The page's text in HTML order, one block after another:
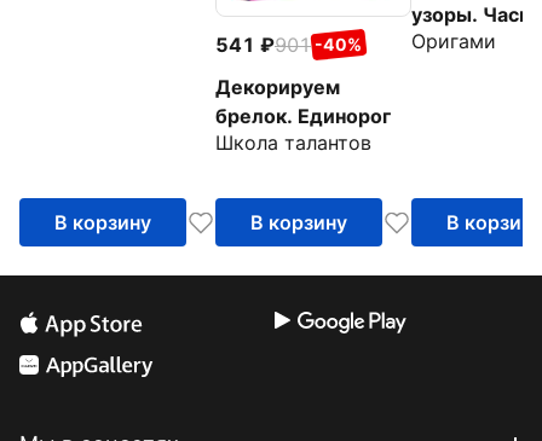
В корзину
541 901 -40%
Декорируем
брелок. Единорог
Школа талантов
В корзину
узоры. Часы.
Летний
Оригами
В корзину